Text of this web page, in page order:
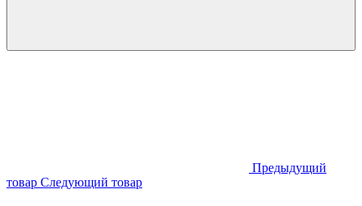
Предыдущий
товар Следующий товар